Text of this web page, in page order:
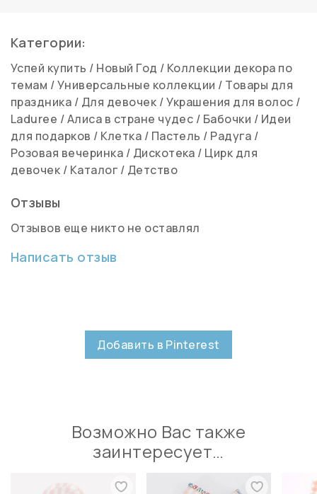
Категории:
Успей купить / Новый Год / Коллекции декора по
темам /Универсальные коллекции / Товары для
праздника / Для девочек /Украшения для волос /
Laduree /Алиса в стране чудес / Бабочки / Идеи
для подарков / Клетка / Пастель / Радуга /
Розовая вечеринка / Дискотека / Цирк для
девочек / Каталог / Детство
Отзывы
Отзывов еще никто не оставлял
Написать отзыв
Добавить в Pinterest
Возможно Вас также
заинтересует…